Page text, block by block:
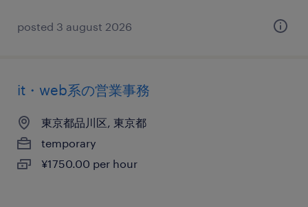
posted 3 august 2026
it・web系の営業事務
東京都品川区, 東京都
temporary
¥1750.00 per hour